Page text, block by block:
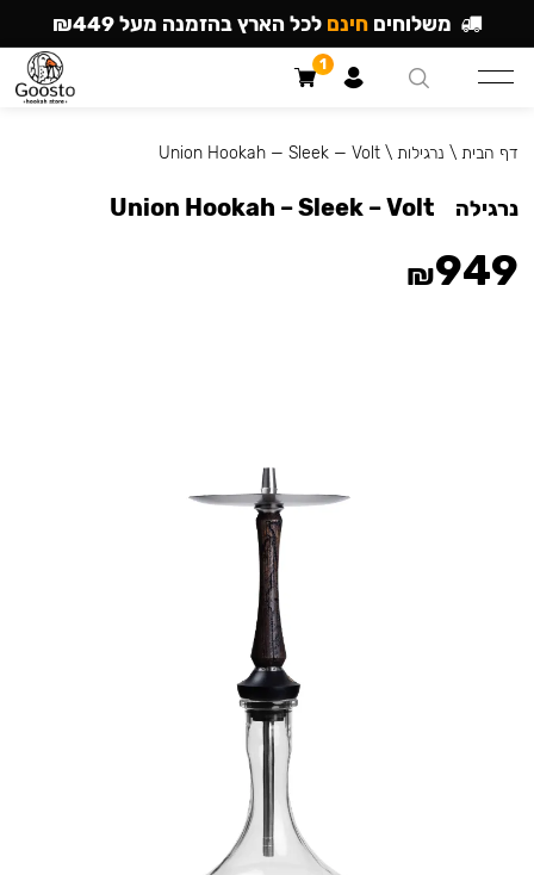
דף הבית \ נרגילות \
Union Hookah — Sleek — Volt
נרגילה Union Hookah – Sleek – Volt
₪949
משלוחים חינם לכל הארץ בהזמנה מעל ₪449
1